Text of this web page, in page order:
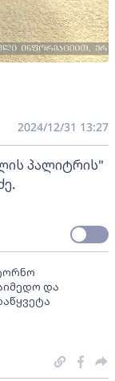
2024/12/31 13:27
პალიტრის"
და